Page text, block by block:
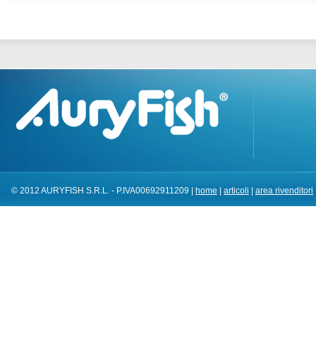
© 2012 AURYFISH S.R.L. - P.IVA00692911209 | home articoli area rivenditori